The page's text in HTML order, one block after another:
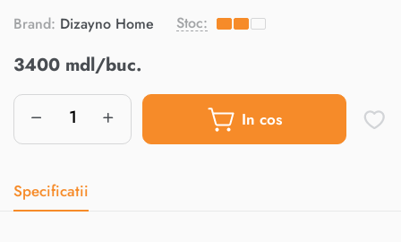
Brand: Dizayno Home Stoc:
3400 mdl/buc.
In cos
Specificatii